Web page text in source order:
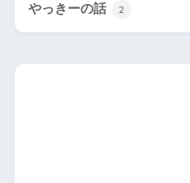
やっきーの話 2